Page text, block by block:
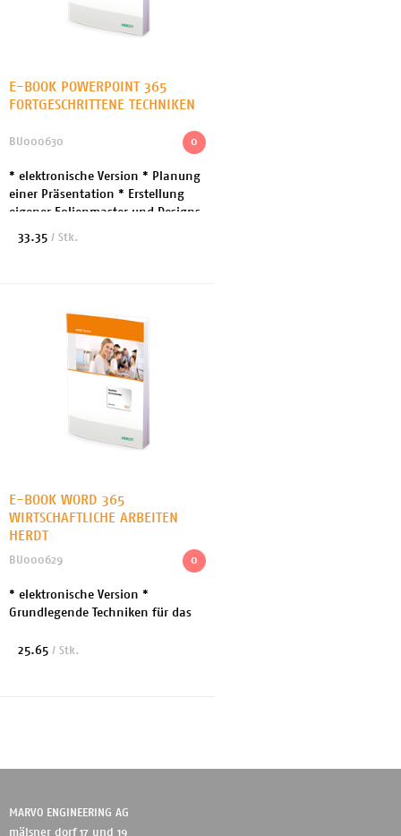
E-BOOK POWERPOINT 365
FORTGESCHRITTENE TECHNIKEN
0
BU000630
* elektronische Version * Planung
einer Präsentation * Erstellung
eigener Folienmaster und Designs
* Bearbeitung ansprechender
33.35 / Stk.
E-BOOK WORD 365
WIRTSCHAFTLICHE ARBEITEN
HERDT
0
BU000629
* elektronische Version *
Grundlegende Techniken für das
Dokumenten, wie z.B.
25.65 / Stk.
MARVO ENGINEERING AG
mälsner dorf 17 und 19